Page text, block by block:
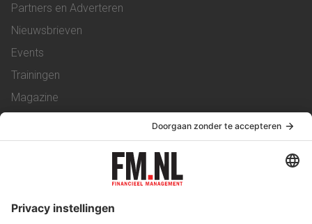
Partners en Adverteren
Nieuwsbrieven
Events
Trainingen
Magazine
Service & Contact
Werken bij ons